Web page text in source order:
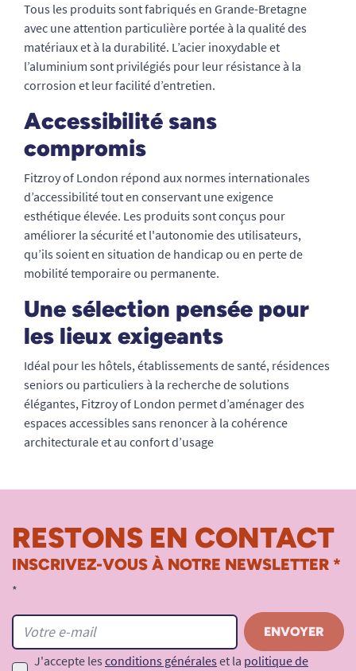
Tous les produits sont fabriqués en Grande-Bretagne
avec une attention particulière portée à la qualité des
matériaux et à la durabilité. L’acier inoxydable et
l’aluminium sont privilégiés pour leur résistance à la
corrosion et leur facilité d’entretien.
Accessibilité sans
compromis
Fitzroy of London répond aux normes internationales
d’accessibilité tout en conservant une exigence
esthétique élevée. Les produits sont conçus pour
améliorer la sécurité et l'autonomie des utilisateurs,
qu’ils soient en situation de handicap ou en perte de
mobilité temporaire ou permanente.
Une sélection pensée pour
les lieux exigeants
Idéal pour les hôtels, établissements de santé, résidences
seniors ou particuliers à la recherche de solutions
élégantes, Fitzroy of London permet d’aménager des
espaces accessibles sans renoncer à la cohérence
architecturale et au confort d’usage
RESTONS EN CONTACT
INSCRIVEZ-VOUS À NOTRE NEWSLETTER *
*
J'accepte les conditions générales et la politique de